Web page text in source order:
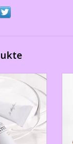
und
trockenen